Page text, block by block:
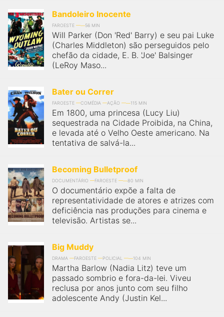
Bandoleiro Inocente
FAROESTE 56 MIN
Will Parker (Don 'Red' Barry) e seu pai Luke
(Charles Middleton) são perseguidos pelo
chefão da cidade, E. B. 'Joe' Balsinger
(LeRoy Maso...
Bater ou Correr
FAROESTE COMÉDIA AÇÃO 115 MIN
Em 1800, uma princesa (Lucy Liu)
sequestrada na Cidade Proibida, na China,
e levada até o Velho Oeste americano. Na
tentativa de salvá-la...
Becoming Bulletproof
DOCUMENTÁRIO FAROESTE 80 MIN
O documentário expõe a falta de
representatividade de atores e atrizes com
deficiência nas produções para cinema e
televisão. Artistas se...
Big Muddy
DRAMA FAROESTE POLICIAL 104 MIN
Martha Barlow (Nadia Litz) teve um
passado sombrio e fora-da-lei. Viveu
reclusa por anos junto com seu filho
adolescente Andy (Justin Kel...